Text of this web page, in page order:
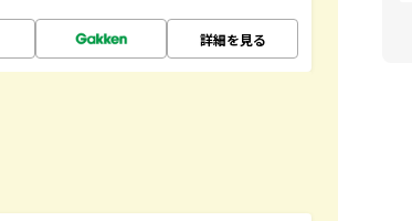
詳細を見る